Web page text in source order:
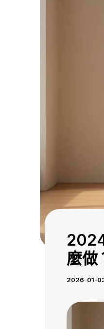
麼做
2026-01-